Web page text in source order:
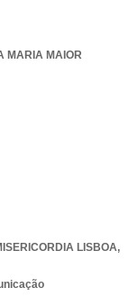
MARIA MAIOR
LISBOA,